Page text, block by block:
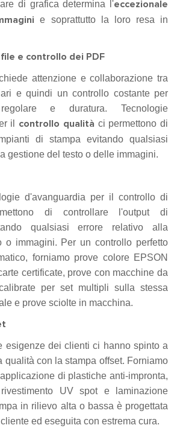
di grafica determina l'eccezionale
e soprattutto la loro resa in
e controllo dei PDF
attenzione e collaborazione tra
e quindi un controllo costante per
e duratura. Tecnologie
il controllo qualità ci permettono di
di stampa evitando qualsiasi
gestione del testo o delle immagini.
d'avanguardia per il controllo di
di controllare l'output di
qualsiasi errore relativo alla
o immagini. Per un controllo perfetto
forniamo prove colore EPSON
certificate, prove con macchine da
per set multipli sulla stessa
e prove sciolte in macchina.
esigenze dei clienti ci hanno spinto a
qualità con la stampa offset. Forniamo
di plastiche anti-impronta,
UV spot e laminazione
in rilievo alta o bassa è progettata
ed eseguita con estrema cura.